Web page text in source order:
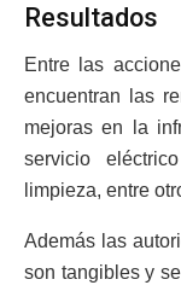
Resultados
Entre las
encuentran las
mejoras en la
servicio
limpieza, entre
Además las
son tangibles y